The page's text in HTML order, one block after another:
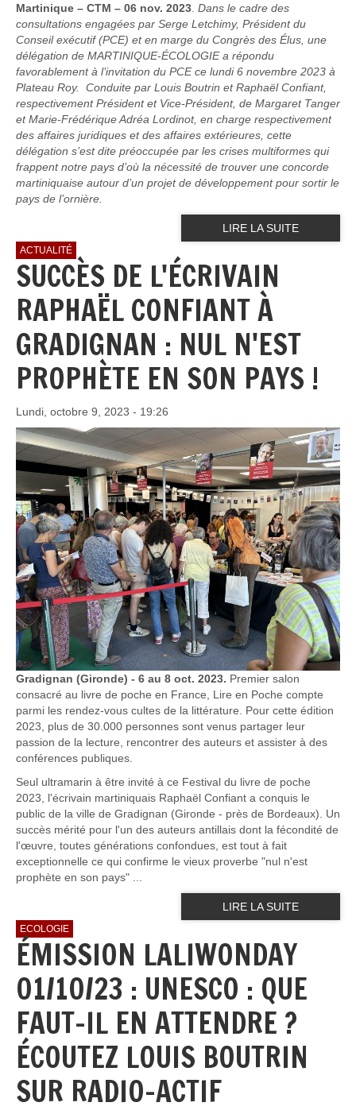
Martinique – CTM – 06 nov. 2023 Dans le cadre des
consultations engagées par Serge Letchimy, Président du
Conseil exécutif (PCE) et en marge du Congrès des Élus, une
délégation de MARTINIQUE-ÉCOLOGIE a répondu
favorablement à l’invitation du PCE ce lundi 6 novembre 2023 à
Plateau Roy. Conduite par Louis Boutrin et Raphaël Confiant,
respectivement Président et Vice-Président, de Margaret Tanger
et Marie-Frédérique Adréa Lordinot, en charge respectivement
des affaires juridiques et des affaires extérieures, cette
délégation s’est dite préoccupée par les crises multiformes qui
frappent notre pays d’où la nécessité de trouver une concorde
martiniquaise autour d’un projet de développement pour sortir le
pays de l’ornière.
LIRE LA SUITE
ACTUALITÉ
SUCCÈS DE L'ÉCRIVAIN
RAPHAËL CONFIANT À
GRADIGNAN : NUL N'EST
PROPHÈTE EN SON PAYS !
Lundi, octobre 9, 2023 - 19:26
Gradignan (Gironde) - 6 au 8 oct. 2023. Premier salon
consacré au livre de poche en France, Lire en Poche compte
parmi les rendez-vous cultes de la littérature. Pour cette édition
2023, plus de 30.000 personnes sont venus partager leur
passion de la lecture, rencontrer des auteurs et assister à des
conférences publiques.
Seul ultramarin à être invité à ce Festival du livre de poche
2023, l'écrivain martiniquais Raphaël Confiant a conquis le
public de la ville de Gradignan (Gironde - près de Bordeaux). Un
succès mérité pour l'un des auteurs antillais dont la fécondité de
l'œuvre, toutes générations confondues, est tout à fait
exceptionnelle ce qui confirme le vieux proverbe "nul n'est
prophète en son pays" ...
LIRE LA SUITE
ECOLOGIE
ÉMISSION LALIWONDAY
01/10/23 : UNESCO : QUE
FAUT-IL EN ATTENDRE ?
ÉCOUTEZ LOUIS BOUTRIN
SUR RADIO-ACTIF